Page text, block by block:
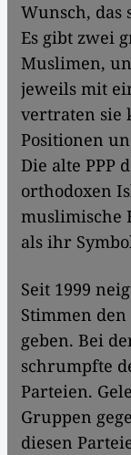
Wunsch, das
Es gibt zwei
Muslimen,
jeweils mit
vertraten sie
Positionen
Die alte PPP
orthodoxen
muslimische
als ihr
Seit 1999
Stimmen
geben. Bei
schrumpfte
Parteien.
Gruppen
diesen